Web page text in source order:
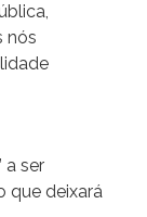
nós
a ser
que deixará